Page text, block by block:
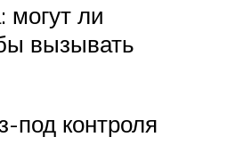
могут ли
вызывать
под контроля